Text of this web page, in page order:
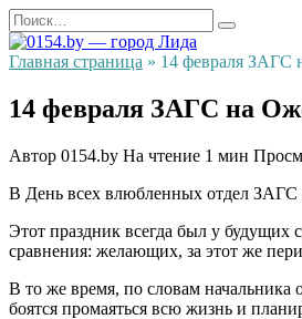
Перейти
к
содержанию
Search
for:
Главная страница » 14 февраля ЗАГС
14 февраля ЗАГС на
Автор 0154.by На чтение 1 мин
В День всех влюбленных отдел ЗАГС
Этот праздник всегда был у будущих
сравнения: желающих, за этот же
В то же время, по словам
боятся промаяться всю жизнь и